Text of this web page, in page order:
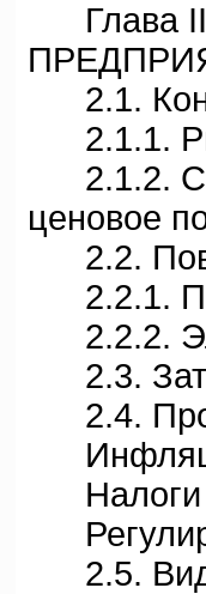
Глава
2.1.
2.1.1.
2.1.2.
ценовое
2.2.
2.2.1.
2.2.2.
2.3.
2.4.
Налоги
2.5.